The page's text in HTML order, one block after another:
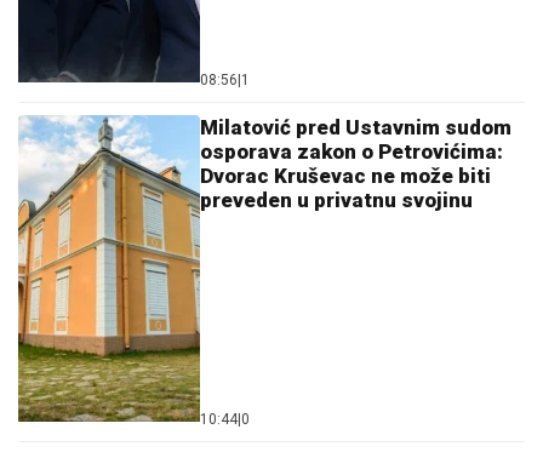
08:56|1
Milatović pred Ustavnim sudom
osporava zakon o Petrovićima:
Dvorac Kruševac ne može biti
preveden u privatnu svojinu
10:44|0